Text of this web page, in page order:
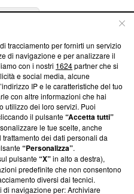
trasparenti su Blasting
e su come ci impegniamo a
la nostra aderenza a
Blasting News non è
ma ha richiesto di farne
effettuato una verifica di
tracciamento per fornirti un servizio
di navigazione e per analizzare il
con i nostri 1624partner che si
e social media, alcune
IP e le caratteristiche del tuo
con altre informazioni che hai
utilizzo dei loro servizi. Puoi
il pulsante“Accetta tutti”
le tue scelte, anche
dei dati personali da
“Personalizza”.
pulsante“X”in alto a destra),
predefinite che non consentono
diversi dai tecnici.
di navigazione per: Archiviare